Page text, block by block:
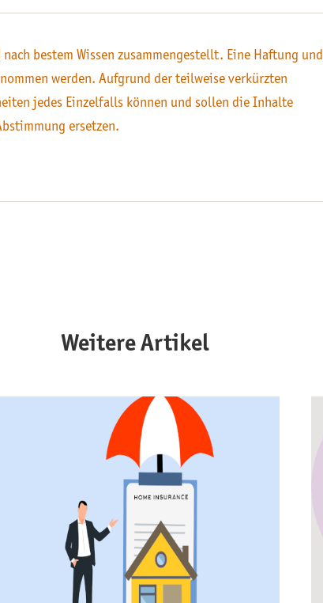
bestem Wissen zusammengestellt. Eine Haftung und
werden. Aufgrund der teilweise verkürzten
jedes Einzelfalls können und sollen die Inhalte
ersetzen.
Weitere Artikel